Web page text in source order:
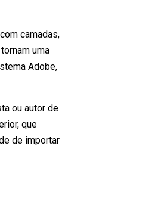
camadas,
uma
Adobe,
ou autor de
que
de importar